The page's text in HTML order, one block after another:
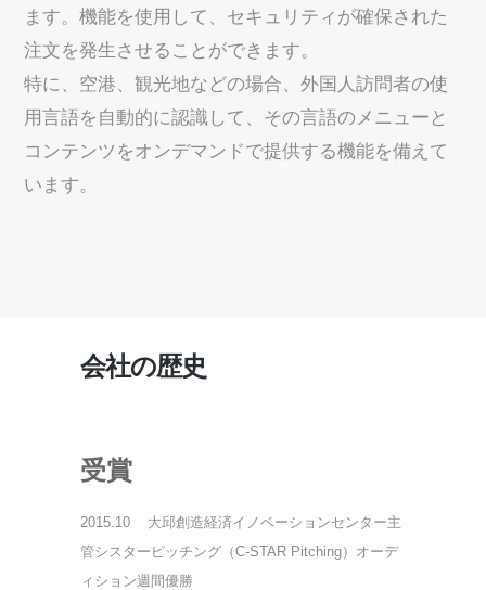
ます。機能を使用して、セキュリティが確保された
注文を発生させることができます。
特に、空港、観光地などの場合、外国人訪問者の使
用言語を自動的に認識して、その言語のメニューと
コンテンツをオンデマンドで提供する機能を備えて
います。
会社の歴史
受賞
2015.10
大邱創造経済イノベーションセンター主
管シスターピッチング（C-STAR Pitching）オーデ
ィション週間優勝